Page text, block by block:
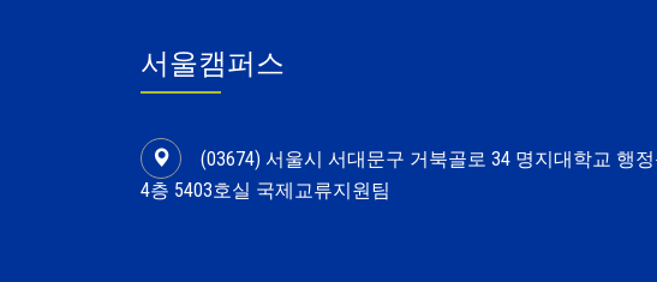
서울캠퍼스
(03674) 서울시 서대문구 거북골로 34 명지대학교 행
4층 5403호실 국제교류지원팀